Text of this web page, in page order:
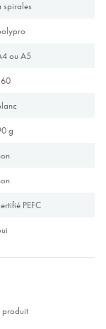
spirales
ou A5
g
PEFC
produit